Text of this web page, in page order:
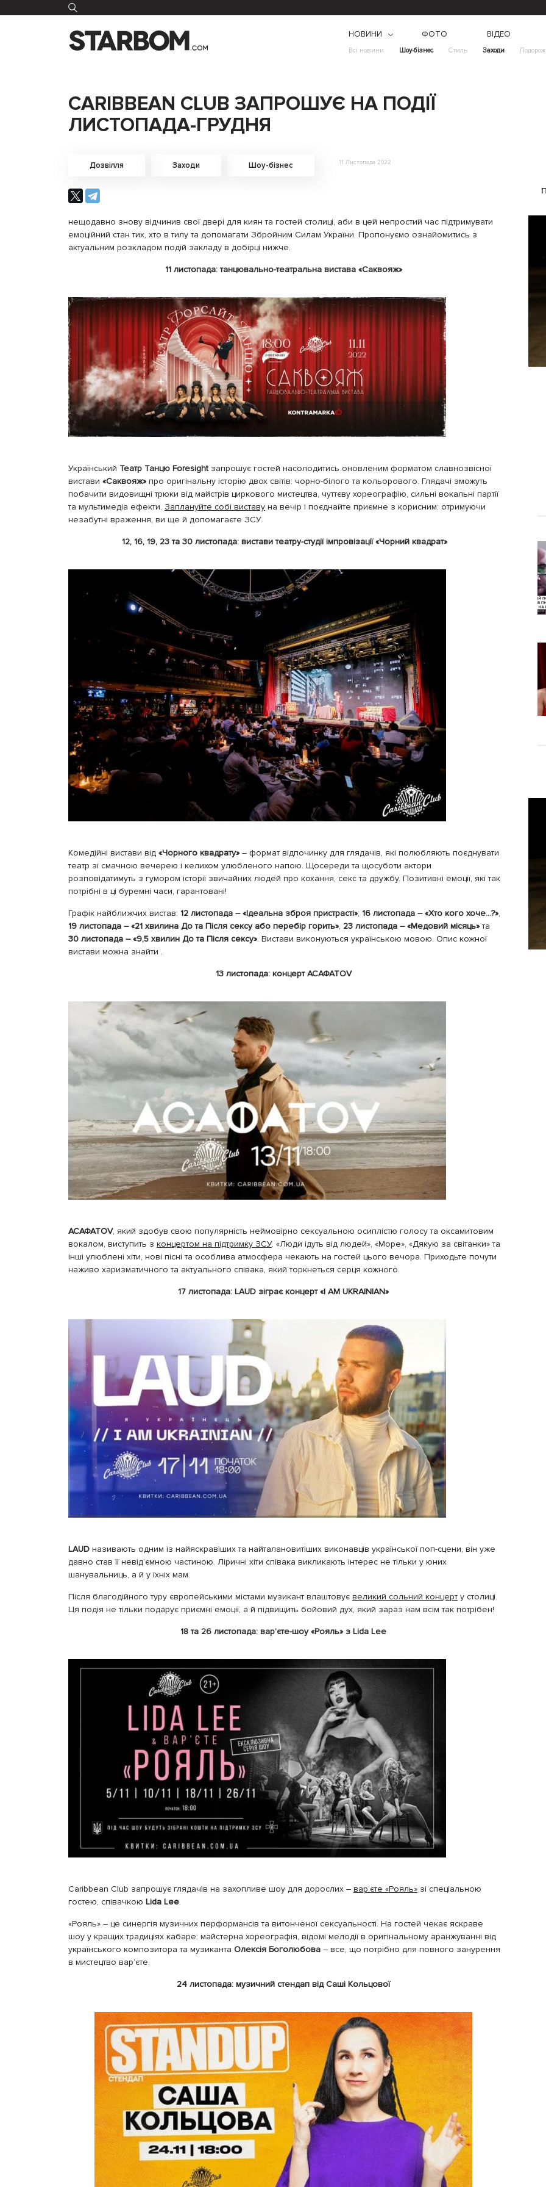
НОВИНИ
Всі новини Шоу-бізнес Стиль Заходи Подорожі
ФОТО ВІДЕО
CARIBBEAN CLUB ЗАПРОШУЄ НА ПОДІЇ
ЛИСТОПАДА-ГРУДНЯ
Дозвілля Заходи Шоу-бізнес 11 Листопада 2022
нещодавно знову відчинив свої двері для киян та гостей столиці, аби в цей непростий час підтримувати
емоційний стан тих, хто в тилу та допомагати Збройним Силам України. Пропонуємо ознайомитись з
актуальним розкладом подій закладу в добірці нижче.
11 листопада: танцювально-театральна вистава «Саквояж»
Український Театр Танцю Foresight запрошує гостей насолодитись оновленим форматом славнозвісної
вистави «Саквояж»про оригінальну історію двох світів: чорно-білого та кольорового. Глядачі зможуть
побачити видовищні трюки від майстрів циркового мистецтва, чуттєву хореографію, сильні вокальні партії
та мультимедіа ефекти. Заплануйте собі виставу на вечір і поєднайте приємне з корисним: отримуючи
незабутні враження, ви ще й допомагаєте ЗСУ.
12, 16, 19, 23 та 30 листопада: вистави театру-студії імпровізації «Чорний квадрат»
Комедійні вистави від «Чорного квадрату»– формат відпочинку для глядачів, які полюбляють поєднувати
театр зі смачною вечерею і келихом улюбленого напою. Щосереди та щосуботи актори
розповідатимуть з гумором історії звичайних людей про кохання, секс та дружбу. Позитивні емоції, які так
потрібні в ці буремні часи, гарантовані!
Графік найближчих вистав: 12 листопада – «Ідеальна зброя пристрасті»; 16 листопада – «Хто кого хоче…?»,
19 листопада – «21 хвилина До та Після сексу або перебір горить», 23 листопада – «Медовий місяць»та
30 листопада – «9,5 хвилин До та Після сексу». Вистави виконуються українською мовою. Опис кожної
вистави можна знайти .
13 листопада: концерт АСАФАТОV
АСАФАТОV, який здобув свою популярність неймовірно сексуальною осиплістю голосу та оксамитовим
вокалом, виступить з концертом на підтримку ЗСУ. «Люди ідуть від людей», «Море», «Дякую за світанки» та
інші улюблені хіти, нові пісні та особлива атмосфера чекають на гостей цього вечора. Приходьте почути
наживо харизматичного та актуального співака, який торкнеться серця кожного.
17 листопада: LAUD зіграє концерт «I AM UKRAINIAN»
LAUD називають одним із найяскравіших та найталановитіших виконавців української поп-сцени, він уже
давно став її невід’ємною частиною. Ліричні хіти співака викликають інтерес не тільки у юних
шанувальниць, а й у їхніх мам.
Після благодійного туру європейськими містами музикант влаштовує великий сольний концерт у столиці.
Ця подія не тільки подарує приємні емоції, а й підвищить бойовий дух, який зараз нам всім так потрібен!
18 та 26 листопада: вар’єте-шоу «Рояль» з Lida Lee
Caribbean Club запрошує глядачів на захопливе шоу для дорослих – вар‘єте «Рояль» зі спеціальною
гостею, співачкою Lida Lee.
«Рояль» – це синергія музичних перформансів та витонченої сексуальності. На гостей чекає яскраве
шоу у кращих традиціях кабаре: майстерна хореографія, відомі мелодії в оригінальному аранжуванні від
українського композитора та музиканта Олексія Боголюбова – все, що потрібно для повного занурення
в мистецтво вар’єте.
24 листопада: музичний стендап від Саші Кольцової